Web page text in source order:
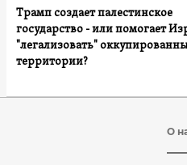
Трамп создает палестинское
государство - или помогает
"легализовать"
территории?
О